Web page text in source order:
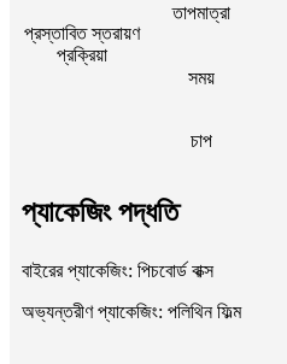
প্রস্তাবিত স্তরায়ণ
প্রক্রিয়া
তাপমাত্রা
সময়
চাপ
প্যাকেজিং পদ্ধতি
বাইরের প্যাকেজিং: পিচবোর্ড বাক্স
অভ্যন্তরীণ প্যাকেজিং: পলিথিন ফিল্ম